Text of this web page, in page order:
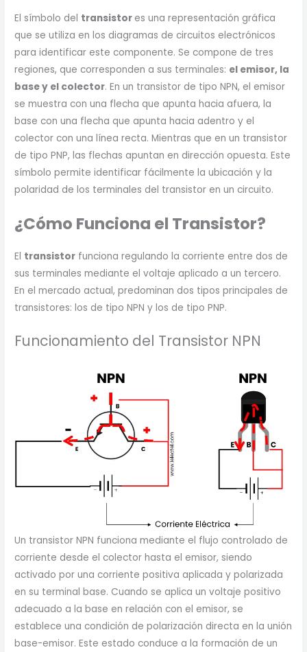
El símbolo del transistor es una representación gráfica
que se utiliza en los diagramas de circuitos electrónicos
para identificar este componente. Se compone de tres
regiones, que corresponden a sus terminales: el emisor, la
base y el colector. En un transistor de tipo NPN, el emisor
se muestra con una flecha que apunta hacia afuera, la
base con una flecha que apunta hacia adentro y el
colector con una línea recta. Mientras que en un transistor
de tipo PNP, las flechas apuntan en dirección opuesta. Este
símbolo permite identificar fácilmente la ubicación y la
polaridad de los terminales del transistor en un circuito.
¿Cómo Funciona el Transistor?
El transistor funciona regulando la corriente entre dos de
sus terminales mediante el voltaje aplicado a un tercero.
En el mercado actual, predominan dos tipos principales de
transistores: los de tipo NPN y los de tipo PNP.
Funcionamiento del Transistor NPN
Un transistor NPN funciona mediante el flujo controlado de
corriente desde el colector hasta el emisor, siendo
activado por una corriente positiva aplicada y polarizada
en su terminal base. Cuando se aplica un voltaje positivo
adecuado a la base en relación con el emisor, se
establece una condición de polarización directa en la unión
base-emisor. Este estado conduce a la formación de un